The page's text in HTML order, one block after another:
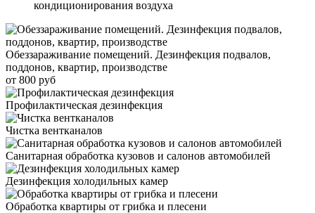
кондиционирования воздуха
Обеззараживание помещений. Дезинфекция подвалов,
поддонов, квартир, производстве
от 800 руб
Профилактическая дезинфекция
Чистка вентканалов
Санитарная обработка кузовов и салонов автомобилей
Дезинфекция холодильных камер
Обработка квартиры от грибка и плесени